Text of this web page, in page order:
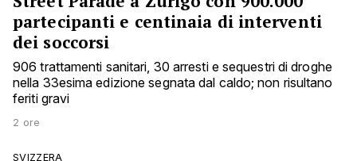
partecipanti e centinaia di interventi
dei soccorsi
906 trattamenti sanitari, 30 arresti e sequestri di droghe
nella 33esima edizione segnata dal caldo; non risultano
feriti gravi
2 ore
SVIZZERA